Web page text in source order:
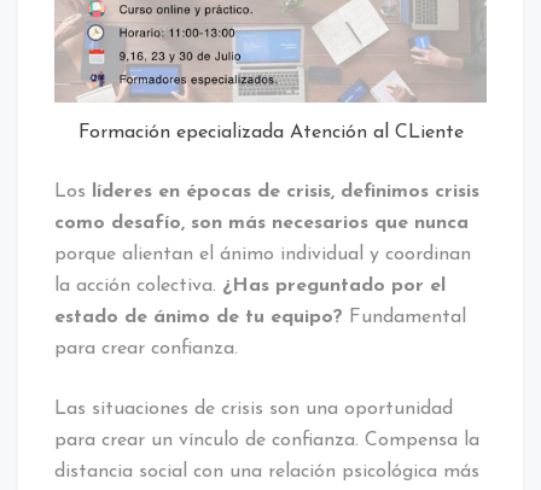
Formación epecializada Atención al CLiente
Los
líderes en épocas de crisis, definimos crisis
como desafío, son más necesarios que nunca
porque alientan el ánimo individual y coordinan
la acción colectiva. ¿Has preguntado por el
estado de ánimo de tu equipo? Fundamental
para crear confianza.
Las situaciones de crisis son una oportunidad
para crear un vínculo de confianza. Compensa la
distancia social con una relación psicológica más